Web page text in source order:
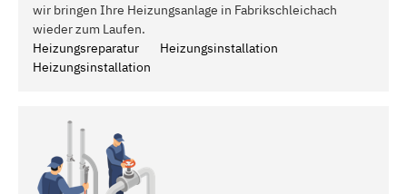
wir bringen Ihre Heizungsanlage in Fabrikschleichach
wieder zum Laufen.
Heizungsreparatur
Heizungsinstallation
Heizungsinstallation